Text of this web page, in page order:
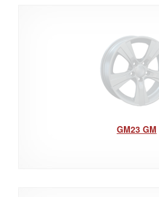
GM23 GM